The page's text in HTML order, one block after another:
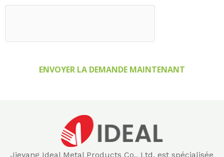
ENVOYER LA DEMANDE MAINTENANT
Jieyang Ideal Metal Products Co., Ltd. est spécialisée